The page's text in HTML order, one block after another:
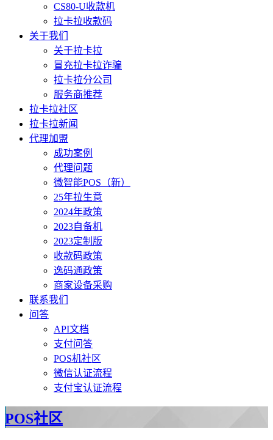
CS80-U收款机
拉卡拉收款码
关于我们
关于拉卡拉
冒充拉卡拉诈骗
拉卡拉分公司
服务商推荐
拉卡拉社区
拉卡拉新闻
代理加盟
成功案例
代理问题
微智能POS（新）
25年拉生意
2024年政策
2023自备机
2023定制版
收款码政策
逸码通政策
商家设备采购
联系我们
问答
API文档
支付问答
POS机社区
微信认证流程
支付宝认证流程
POS社区